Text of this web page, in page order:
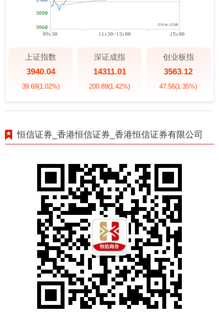
上证指数
3940.04
39.69(1.02%)
深证成指
14311.01
200.89(1.42%)
创业板指
3563.12
47.56(1.35%)
恒信证券_香港恒信证券_香港恒信证券有限公司